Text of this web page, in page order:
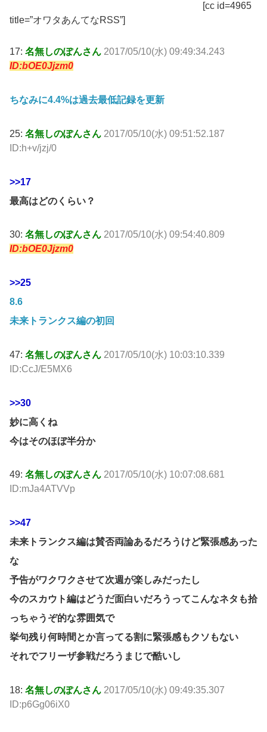
[cc id=4965
title=”オワタあんてなRSS”]
17: 名無しのぽんさん 2017/05/10(水) 09:49:34.243
ID:bOE0Jjzm0
ちなみに4.4%は過去最低記録を更新
25: 名無しのぽんさん 2017/05/10(水) 09:51:52.187
ID:h+v/jzj/0
>>17
最高はどのくらい？
30: 名無しのぽんさん 2017/05/10(水) 09:54:40.809
ID:bOE0Jjzm0
>>25
8.6
未来トランクス編の初回
47: 名無しのぽんさん 2017/05/10(水) 10:03:10.339
ID:CcJ/E5MX6
>>30
妙に高くね
今はそのほぼ半分か
49: 名無しのぽんさん 2017/05/10(水) 10:07:08.681
ID:mJa4ATVVp
>>47
未来トランクス編は賛否両論あるだろうけど緊張感あった
な
予告がワクワクさせて次週が楽しみだったし
今のスカウト編はどうだ面白いだろうってこんなネタも拾
っちゃうぞ的な雰囲気で
挙句残り何時間とか言ってる割に緊張感もクソもない
それでフリーザ参戦だろうまじで酷いし
18: 名無しのぽんさん 2017/05/10(水) 09:49:35.307
ID:p6Gg06iX0